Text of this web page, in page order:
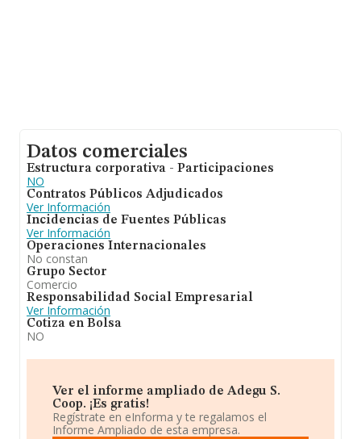
Datos comerciales
Estructura corporativa - Participaciones
NO
Contratos Públicos Adjudicados
Ver Información
Incidencias de Fuentes Públicas
Ver Información
Operaciones Internacionales
No constan
Grupo Sector
Comercio
Responsabilidad Social Empresarial
Ver Información
Cotiza en Bolsa
NO
Ver el informe ampliado de Adegu S.
Coop. ¡Es gratis!
Regístrate en eInforma y te regalamos el
Informe Ampliado de esta empresa.